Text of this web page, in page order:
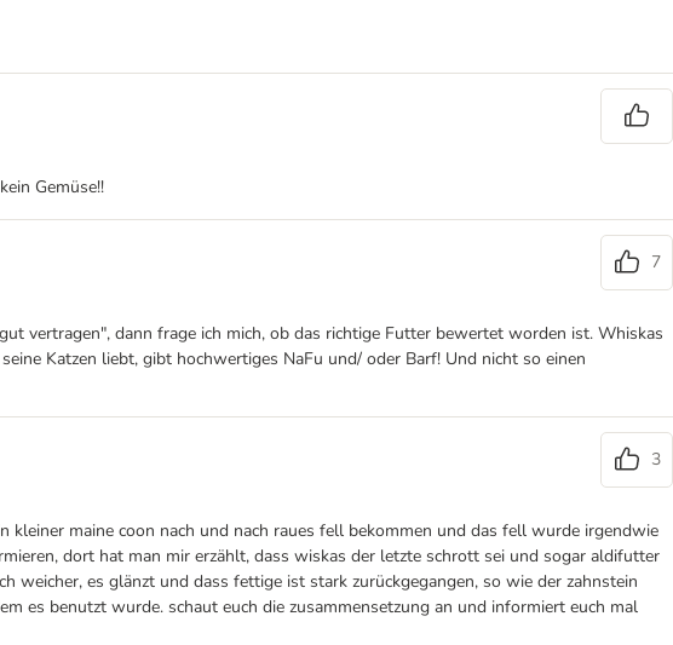
Gemüse!!
7
vertragen", dann frage ich mich, ob das richtige Futter bewertet worden ist. Whiskas
Katzen liebt, gibt hochwertiges NaFu und/ oder Barf! Und nicht so einen
3
kleiner maine coon nach und nach raues fell bekommen und das fell wurde irgendwie
dort hat man mir erzählt, dass wiskas der letzte schrott sei und sogar aldifutter
es glänzt und dass fettige ist stark zurückgegangen, so wie der zahnstein
es benutzt wurde. schaut euch die zusammensetzung an und informiert euch mal